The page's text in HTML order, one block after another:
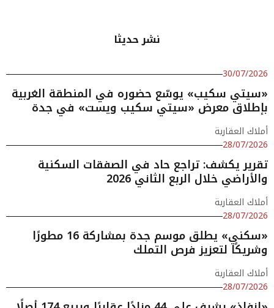
نشر حديثا
30/07/2026
«سيتي سكيب» يوسّع حضوره في المنطقة الغربية
بإطلاق معرض «سيتي سكيب ويست» في جدة
أملاك العقارية
28/07/2026
تقرير يكشف: تراجع حاد في الصفقات السكنية
والأراضي خلال الربع الثاني 2026
أملاك العقارية
28/07/2026
«سكني» يطلق موسم جدة بمشاركة 16 مطورًا
وشريكًا لتعزيز فرص التملك
أملاك العقارية
28/07/2026